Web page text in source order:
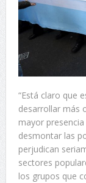
“Está claro que
desarrollar más
mayor
desmontar las
perjudican
sectores
los grupos que